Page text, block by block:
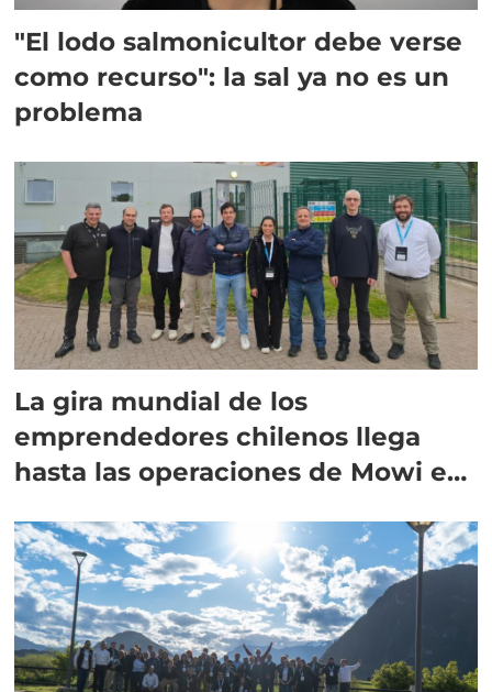
"El lodo salmonicultor debe verse
como recurso": la sal ya no es un
problema
La gira mundial de los
emprendedores chilenos llega
hasta las operaciones de Mowi en